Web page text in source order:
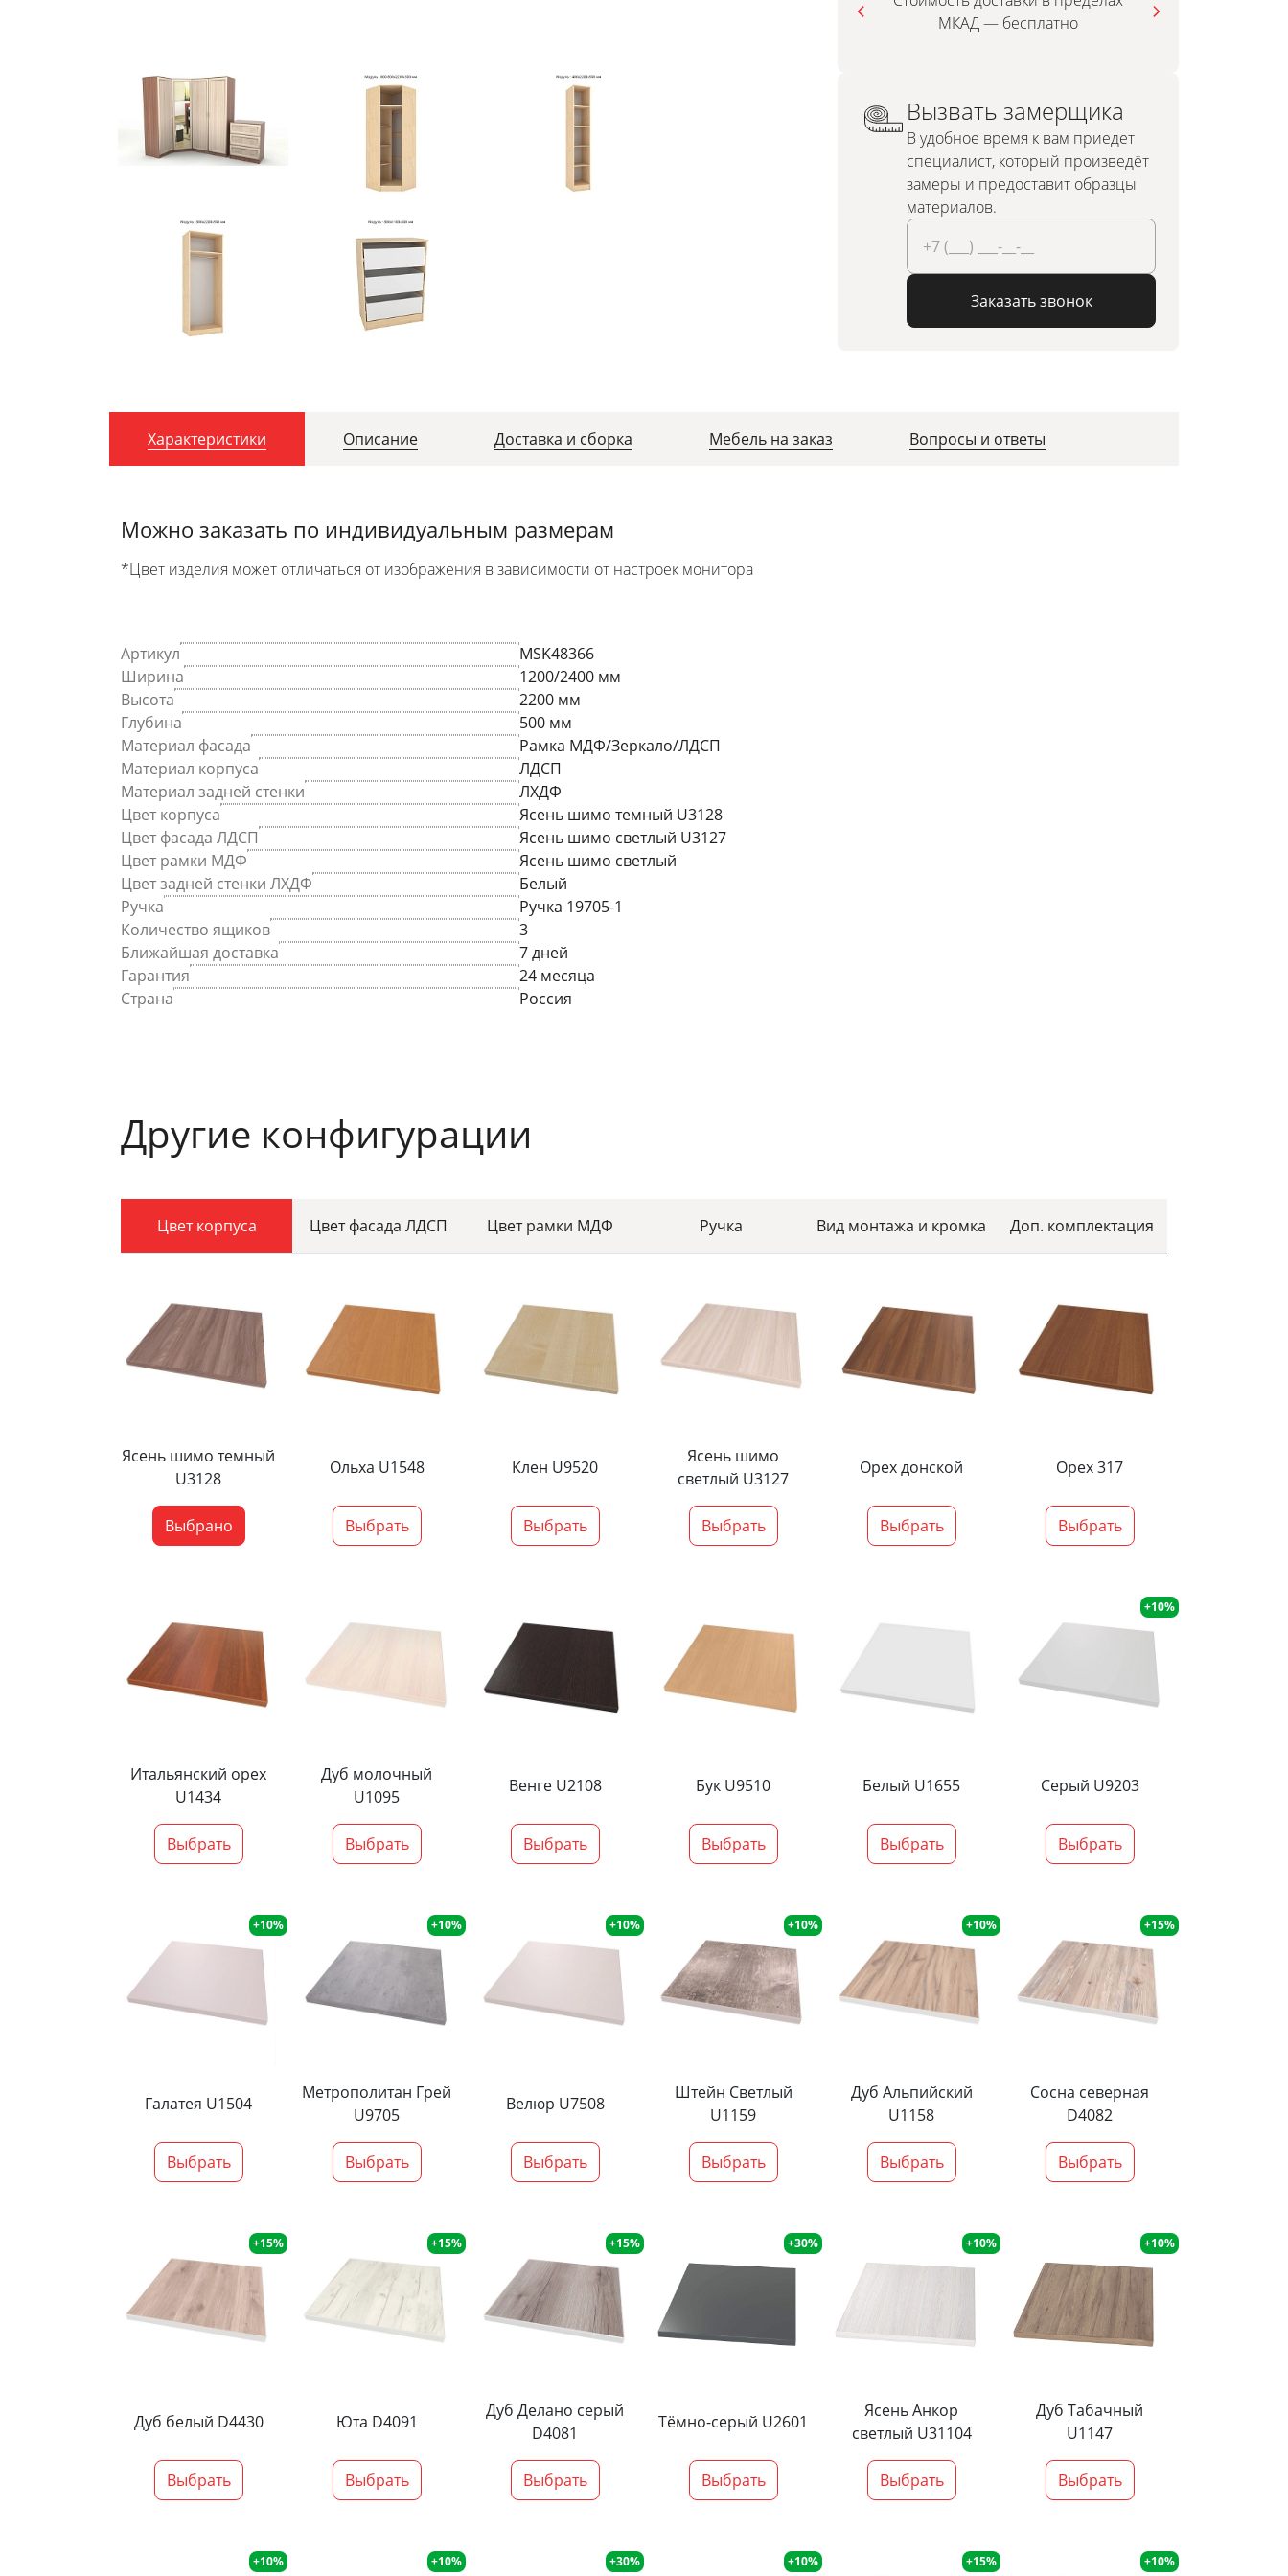
МКАД — бесплатно
Вызвать замерщика
В удобное время к вам приедет
специалист, который произведёт
замеры и предоставит образцы
материалов.
Заказать звонок
Характеристики Описание Доставка и сборка Мебель на заказ Вопросы и ответы
Можно заказать по индивидуальным размерам
*Цвет изделия может отличаться от изображения в зависимости от настроек монитора
Артикул
MSK48366
Ширина
1200/2400 мм
Высота
2200 мм
Глубина
500 мм
Материал фасада
Рамка МДФ/Зеркало/ЛДСП
Материал корпуса
ЛДСП
Материал задней стенки
ЛХДФ
Цвет корпуса
Ясень шимо темный U3128
Цвет фасада ЛДСП
Ясень шимо светлый U3127
Цвет рамки МДФ
Ясень шимо светлый
Цвет задней стенки ЛХДФ
Белый
Ручка
Ручка 19705-1
Количество ящиков
3
Ближайшая доставка
7 дней
Гарантия
24 месяца
Страна
Россия
Другие конфигурации
Цвет корпуса Цвет фасада ЛДСП Цвет рамки МДФ Ручка Вид монтажа и кромка Доп. комплектация
Ясень шимо темный
U3128
Выбрано
Ольха U1548
Выбрать
Клен U9520
Выбрать
Ясень шимо
светлый U3127
Выбрать
Орех донской
Выбрать
Орех 317
Выбрать
Итальянский орех
U1434
Выбрать
Дуб молочный
U1095
Выбрать
Венге U2108
Выбрать
Бук U9510
Выбрать
Белый U1655
Выбрать
+10%
Серый U9203
Выбрать
+10%
Галатея U1504
Выбрать
+10%
Метрополитан Грей
U9705
Выбрать
+10%
Велюр U7508
Выбрать
+10%
Штейн Светлый
U1159
Выбрать
+10%
Дуб Альпийский
U1158
Выбрать
+15%
Сосна северная
D4082
Выбрать
+15%
Дуб белый D4430
Выбрать
+15%
Юта D4091
Выбрать
+15%
Дуб Делано серый
D4081
Выбрать
+30%
Тёмно-серый U2601
Выбрать
+10%
Ясень Анкор
светлый U31104
Выбрать
+10%
Дуб Табачный
U1147
Выбрать
+10% +10% +30% +10% +15% +10%